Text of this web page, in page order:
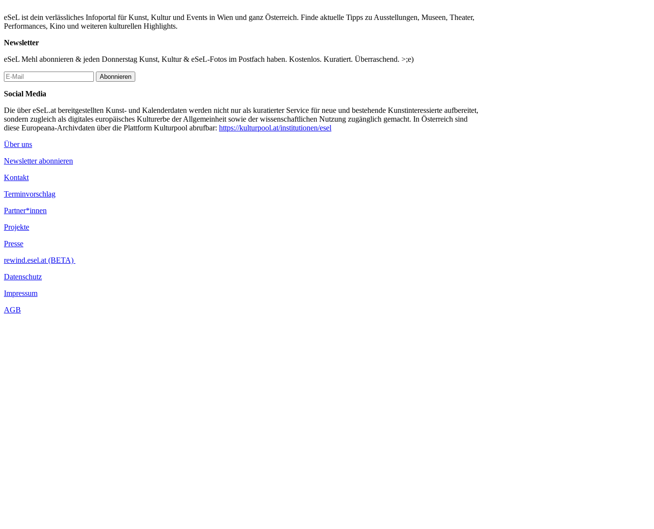
eSeL ist dein verlässliches Infoportal für Kunst, Kultur und Events in Wien und ganz Österreich. Finde aktuelle Tipps zu Ausstellungen, Museen, Theater,
Performances, Kino und weiteren kulturellen Highlights.
Newsletter
eSeL Mehl abonnieren & jeden Donnerstag Kunst, Kultur & eSeL-Fotos im Postfach haben. Kostenlos. Kuratiert. Überraschend. >;e)
Abonnieren
Social Media
Die über eSeL.at bereitgestellten Kunst- und Kalenderdaten werden nicht nur als kuratierter Service für neue und bestehende Kunstinteressierte aufbereitet,
sondern zugleich als digitales europäisches Kulturerbe der Allgemeinheit sowie der wissenschaftlichen Nutzung zugänglich gemacht. In Österreich sind
diese Europeana-Archivdaten über die Plattform Kulturpool abrufbar: https://kulturpool.at/institutionen/esel
Über uns
Newsletter abonnieren
Kontakt
Terminvorschlag
Partner*innen
Projekte
Presse
rewind.esel.at (BETA)
Datenschutz
Impressum
AGB